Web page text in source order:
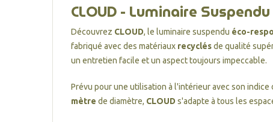
CLOUD - Luminaire
Découvrez CLOUD, le luminaire suspendu éco-
fabriqué avec des matériaux recyclésde qualité
un entretien facile et un aspect toujours impeccable.
Prévu pour une utilisation à l'intérieur avec son
mètre de diamètre, CLOUD s'adapte à tous les